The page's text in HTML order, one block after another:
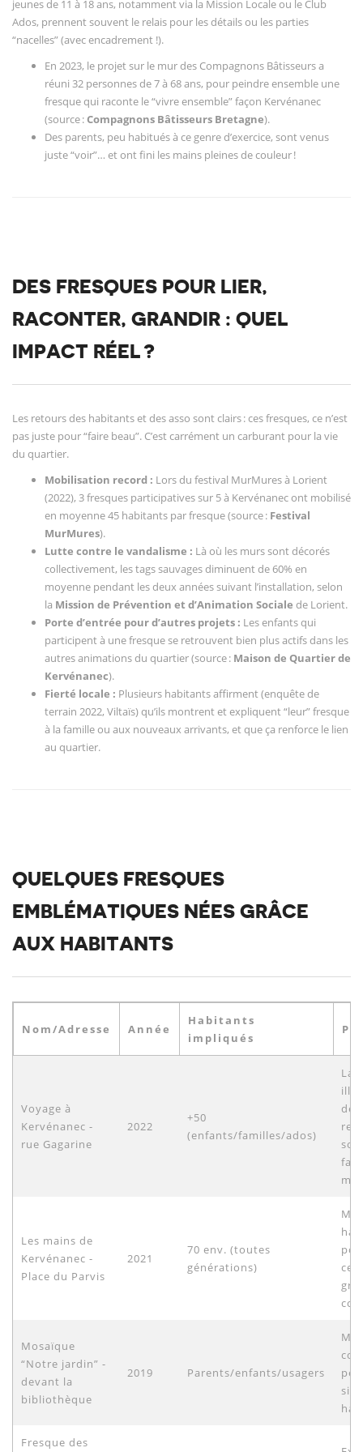
jeunes de 11 à 18 ans, notamment via la Mission Locale ou le Club
Ados, prennent souvent le relais pour les détails ou les parties
“nacelles” (avec encadrement !).
En 2023, le projet sur le mur des Compagnons Bâtisseurs a
réuni 32 personnes de 7 à 68 ans, pour peindre ensemble une
fresque qui raconte le “vivre ensemble” façon Kervénanec
(source :Compagnons Bâtisseurs Bretagne).
Des parents, peu habitués à ce genre d’exercice, sont venus
juste “voir”… et ont fini les mains pleines de couleur !
DES FRESQUES POUR LIER,
RACONTER, GRANDIR : QUEL
IMPACT RÉEL ?
Les retours des habitants et des asso sont clairs : ces fresques, ce n’est
pas juste pour “faire beau”. C’est carrément un carburant pour la vie
du quartier.
Mobilisation record : Lors du festival MurMures à Lorient
(2022), 3 fresques participatives sur 5 à Kervénanec ont mobilisé
en moyenne 45 habitants par fresque (source : Festival
MurMures).
Lutte contre le vandalisme : Là où les murs sont décorés
collectivement, les tags sauvages diminuent de 60% en
moyenne pendant les deux années suivant l’installation, selon
la Mission de Prévention et d’Animation Sociale de Lorient.
Porte d’entrée pour d’autres projets : Les enfants qui
participent à une fresque se retrouvent bien plus actifs dans les
autres animations du quartier (source : Maison de Quartier de
Kervénanec).
Fierté locale : Plusieurs habitants affirment (enquête de
terrain 2022, Viltaïs) qu’ils montrent et expliquent “leur” fresque
à la famille ou aux nouveaux arrivants, et que ça renforce le lien
au quartier.
QUELQUES FRESQUES
EMBLÉMATIQUES NÉES GRÂCE
AUX HABITANTS
Nom/Adresse Année
Habitants
impliqués
Voyage à
Kervénanec -
rue Gagarine
2022
+50
(enfants/familles/ados)
La
Les mains de
Kervénanec -
Place du Parvis
2021
70 env. (toutes
générations)
Mosaïque
“Notre jardin” -
devant la
bibliothèque
2019 Parents/enfants/usagers
Fresque des